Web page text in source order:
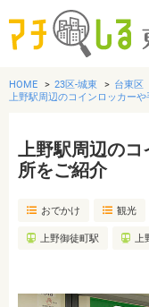
グルメ
美容・健康
HOME 23区-城東 台東区
上野駅周辺のコインロッカー
上野駅周辺のコ
所をご紹介
おでかけ 観光
上野御徒町駅 上